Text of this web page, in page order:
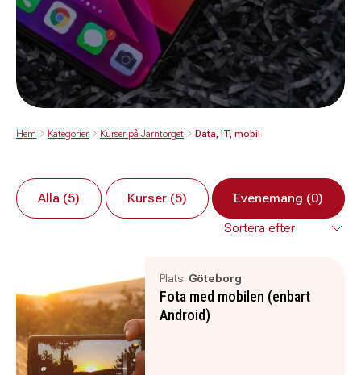
Hem Kategorier Kurser på Järntorget Data, IT, mobil
Alla (5) Kurser (5) Evenemang (0)
Plats: Göteborg
Fota med mobilen (enbart
Android)